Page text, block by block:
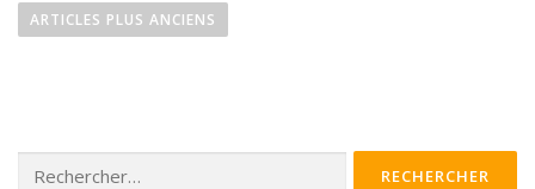
aARTICLES PLUS ANCIENS